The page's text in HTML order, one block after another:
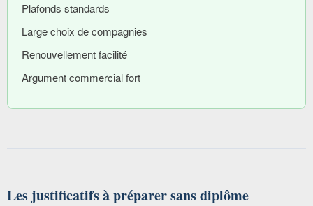
Plafonds standards
Large choix de compagnies
Renouvellement facilité
Argument commercial fort
Les justificatifs à préparer sans diplôme